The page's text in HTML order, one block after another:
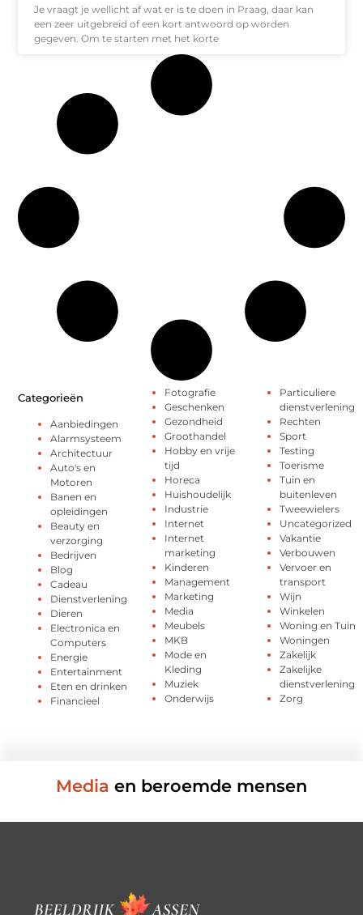
Je vraagt je wellicht af wat er is te doen in Praag, daar kan
een zeer uitgebreid of een kort antwoord op worden
gegeven. Om te starten met het korte
Categorieën
Aanbiedingen
Alarmsysteem
Architectuur
Auto's en
Motoren
Banen en
opleidingen
Beauty en
verzorging
Bedrijven
Blog
Cadeau
Dienstverlening
Dieren
Electronica en
Computers
Energie
Entertainment
Eten en drinken
Financieel
Fotografie
Geschenken
Gezondheid
Groothandel
Hobby en vrije
tijd
Horeca
Huishoudelijk
Industrie
Internet
Internet
marketing
Kinderen
Management
Marketing
Media
Meubels
MKB
Mode en
Kleding
Muziek
Onderwijs
Particuliere
dienstverlening
Rechten
Sport
Testing
Toerisme
Tuin en
buitenleven
Tweewielers
Uncategorized
Vakantie
Verbouwen
Vervoer en
transport
Wijn
Winkelen
Woning en Tuin
Woningen
Zakelijk
Zakelijke
dienstverlening
Zorg
Media en beroemde mensen